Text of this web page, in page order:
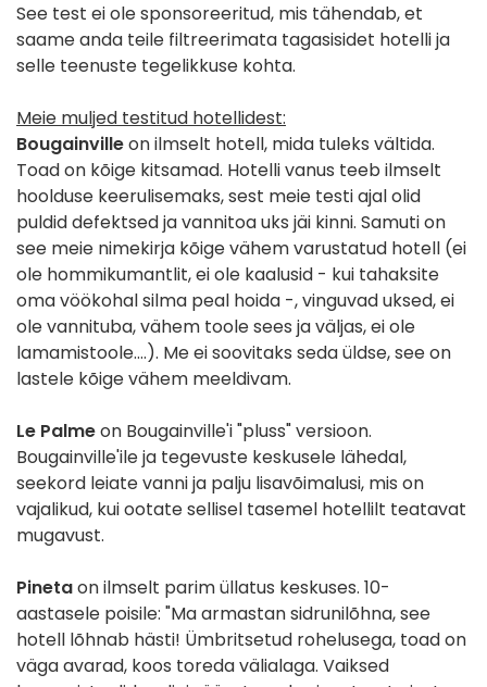
See test ei ole sponsoreeritud, mis tähendab, et
saame anda teile filtreerimata tagasisidet hotelli ja
selle teenuste tegelikkuse kohta.
Meie muljed testitud hotellidest:
Bougainvilleon ilmselt hotell, mida tuleks vältida.
Toad on kõige kitsamad. Hotelli vanus teeb ilmselt
hoolduse keerulisemaks, sest meie testi ajal olid
puldid defektsed ja vannitoa uks jäi kinni. Samuti on
see meie nimekirja kõige vähem varustatud hotell (ei
ole hommikumantlit, ei ole kaalusid - kui tahaksite
oma vöökohal silma peal hoida -, vinguvad uksed, ei
ole vannituba, vähem toole sees ja väljas, ei ole
lamamistoole....). Me ei soovitaks seda üldse, see on
lastele kõige vähem meeldivam.
Le Palmeon Bougainville'i "pluss" versioon.
Bougainville'ile ja tegevuste keskusele lähedal,
seekord leiate vanni ja palju lisavõimalusi, mis on
vajalikud, kui ootate sellisel tasemel hotellilt teatavat
mugavust.
Pinetaon ilmselt parim üllatus keskuses. 10-
aastasele poisile: "Ma armastan sidrunilõhna, see
hotell lõhnab hästi! Ümbritsetud rohelusega, toad on
väga avarad, koos toreda välialaga. Vaiksed